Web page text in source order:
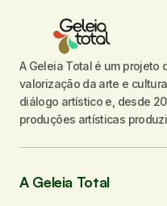
A Geleia Total é um projeto
valorização da arte e
diálogo artístico e, desde
produções artísticas
A Geleia Total